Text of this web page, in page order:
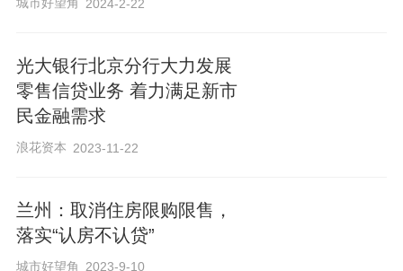
作为“带押过户”的2.0版本，南宁市二手房
跨行“带押过户”资金监管业务在惠民、便民
的基础上，降低买卖双方交易成本，充分
手房交易秩序，推动南宁市房地产市场平
稳健康发展。
城市好望角 2024-2-22
光大银行北京分行大力发展
零售信贷业务 着力满足新市
民金融需求
浪花资本 2023-11-22
兰州：取消住房限购限售，
落实“认房不认贷”
城市好望角 2023-9-10